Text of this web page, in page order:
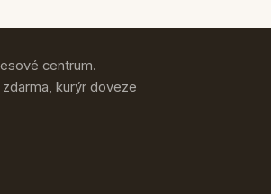
centrum.
kurýr doveze